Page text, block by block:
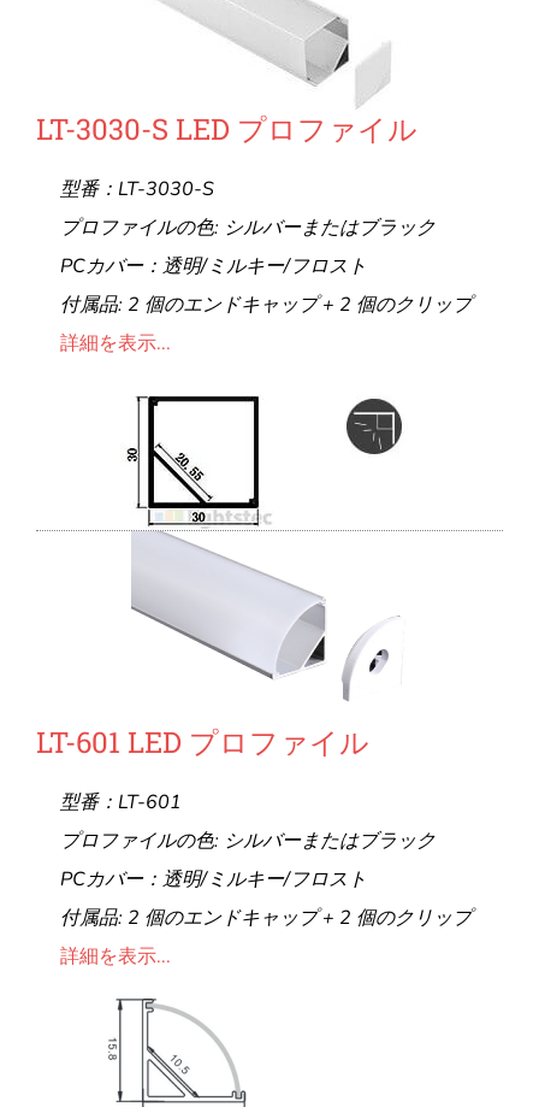
LT-3030-S LED プロファイル
型番：LT-3030-S
プロファイルの色: シルバーまたはブラック
PCカバー：透明/ミルキー/フロスト
付属品: 2 個のエンドキャップ + 2 個のクリップ
詳細を表示...
LT-601 LED プロファイル
型番：LT-601
プロファイルの色: シルバーまたはブラック
PCカバー：透明/ミルキー/フロスト
付属品: 2 個のエンドキャップ + 2 個のクリップ
詳細を表示...